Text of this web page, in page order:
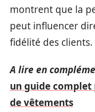
montrent que la
peut influencer
fidélité des clients.
A lire en
un guide
de vêtements